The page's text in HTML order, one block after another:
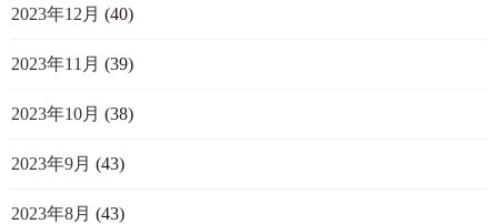
2023年12月 (40)
2023年11月 (39)
2023年10月 (38)
2023年9月 (43)
2023年8月 (43)